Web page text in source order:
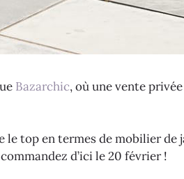
Bazarchic, où une vente
le top en termes de mobilier
d’ici le 20 février !